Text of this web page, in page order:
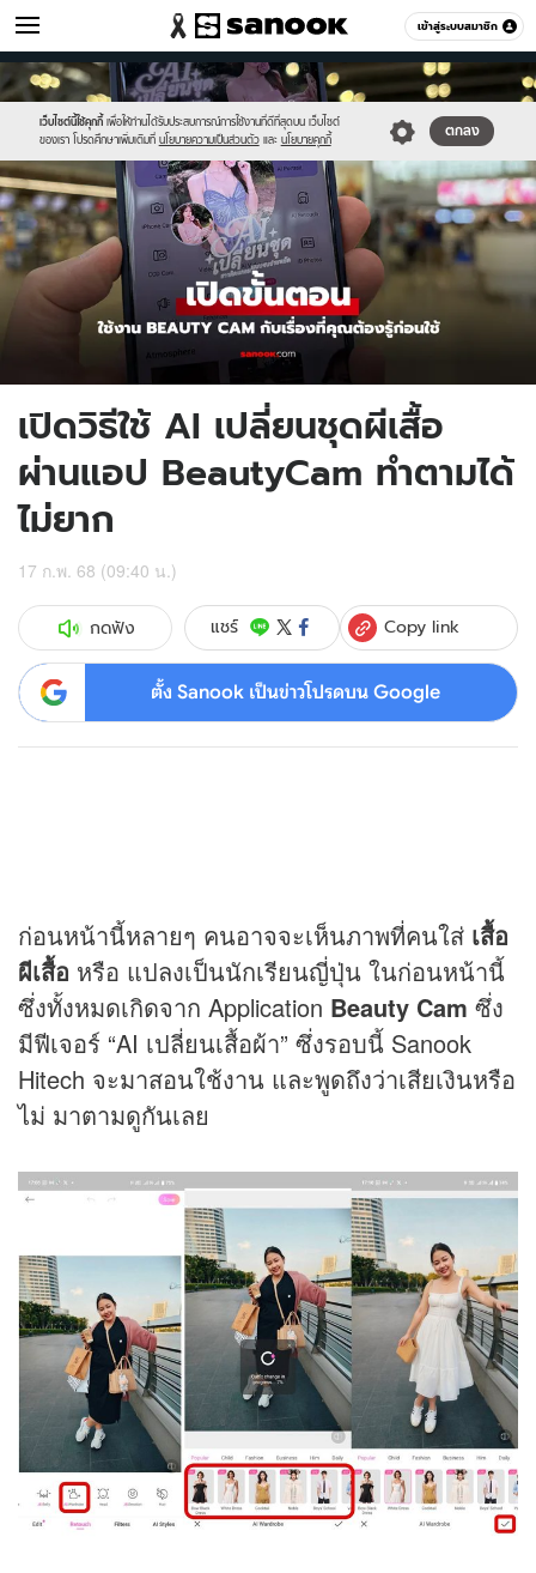
เข้าสู่ระบบสมาชิก
ไอที หมวดอื่นๆ
เว็บไซต์นี้ใช้คุกกี้ เพื่อให้ท่านได้รับประสบการณ์การใช้งานที่ดีที่สุดบน เว็บไซต์
ของเรา โปรดศึกษาเพิ่มเติมที่ นโยบายความเป็นส่วนตัว และ นโยบายคุกกี้
ตกลง
Sanook
//s.isanook.com/sr/0/images/logo-
new-
sanook.png
600
60
//s.isanook.com/hi/0/ud/321/1609647/be-
1.jpg
เปิดวิธีใช้ AI เปลี่ยนชุดผีเสื้อ
ผ่านแอป BeautyCam ทำตามได้
ไม่ยาก
17 ก.พ. 68 (09:40 น.)
กดฟัง แชร์ Copy link
ตั้ง Sanook เป็นข่าวโปรดบน Google
ก่อนหน้านี้หลายๆ คนอาจจะเห็นภาพที่คนใส่ เสื้อ
ผีเสื้อ หรือ แปลงเป็นนักเรียนญี่ปุ่น ในก่อนหน้านี้
ซึ่งทั้งหมดเกิดจาก Application Beauty Cam ซึ่ง
มีฟีเจอร์ “AI เปลี่ยนเสื้อผ้า” ซึ่งรอบนี้ Sanook
Hitech จะมาสอนใช้งาน และพูดถึงว่าเสียเงินหรือ
ไม่ มาตามดูกันเลย